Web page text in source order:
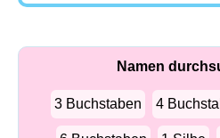
Namen
3 Buchstaben 4